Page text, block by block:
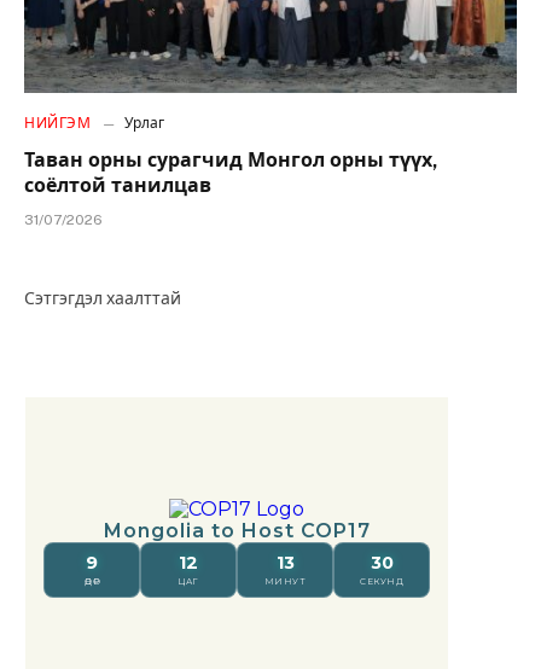
НИЙГЭМ Урлаг
Таван орны сурагчид Монгол орны түүх,
соёлтой танилцав
31/07/2026
Сэтгэгдэл хаалттай